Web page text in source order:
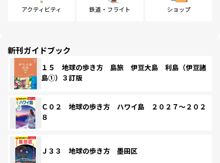
アクティビティ 鉄道・フライト ショップ
新刊ガイドブック
１５ 地球の歩き方 島旅 伊豆大島 利島（伊豆諸
島①）３訂版
Ｃ０２ 地球の歩き方 ハワイ島 ２０２７～２０２
８
Ｊ３３ 地球の歩き方 墨田区